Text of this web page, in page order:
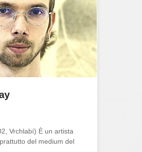
Vrchlabí) È un artista
del medium del